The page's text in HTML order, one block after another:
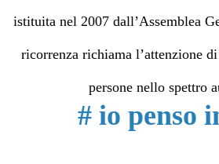
istituita nel 2007 dall’Assemblea
ricorrenza richiama l’attenzione
persone nello spettro
# io penso